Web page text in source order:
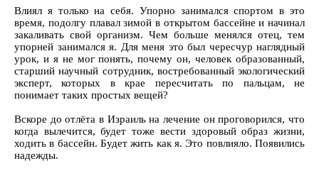
Влиял я только на себя. Упорно занимался спортом в это
время, подолгу плавал зимой в открытом бассейне и начинал
закаливать свой организм. Чем больше менялся отец, тем
упорней занимался я. Для меня это был чересчур наглядный
урок, и я не мог понять, почему он, человек образованный,
старший научный сотрудник, востребованный экологический
эксперт, которых в крае пересчитать по пальцам, не
понимает таких простых вещей?
Вскоре до отлёта в Израиль на лечение он проговорился, что
когда вылечится, будет тоже вести здоровый образ жизни,
ходить в бассейн. Будет жить как я. Это повлияло. Появились
надежды.